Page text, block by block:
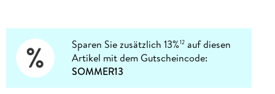
Sparen Sie zusätzlich 13%12 auf diesen
Artikel mit dem Gutscheincode:
SOMMER13